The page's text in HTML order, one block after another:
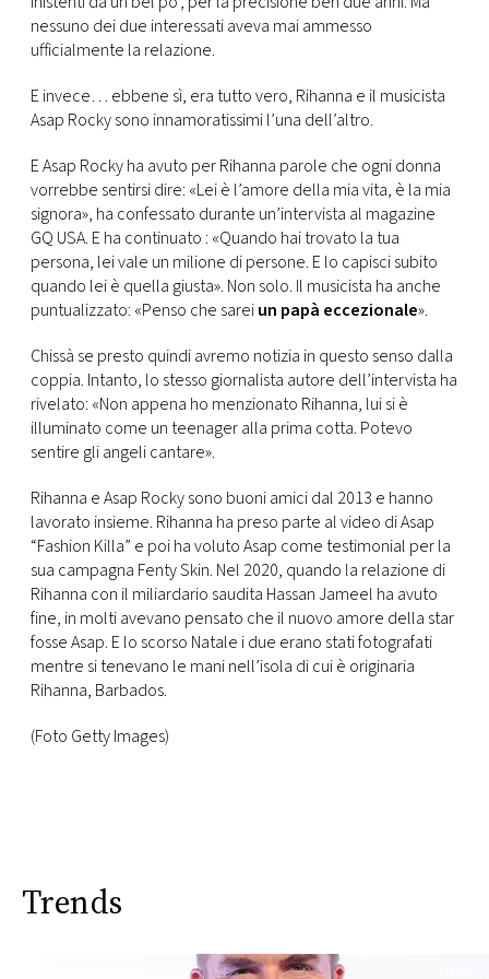
CONSIGLIA
nessuno dei due interessati aveva mai ammesso
ufficialmente la relazione.
E invece… ebbene sì, era tutto vero, Rihanna e il musicista
Asap Rocky sono innamoratissimi l’una dell’altro.
E Asap Rocky ha avuto per Rihanna parole che ogni donna
vorrebbe sentirsi dire: «Lei è l’amore della mia vita, è la mia
signora», ha confessato durante un’intervista al magazine
GQ USA. E ha continuato : «Quando hai trovato la tua
persona, lei vale un milione di persone. E lo capisci subito
quando lei è quella giusta». Non solo. Il musicista ha anche
puntualizzato: «Penso che sareiun papà eccezionale».
Chissà se presto quindi avremo notizia in questo senso dalla
coppia. Intanto, lo stesso giornalista autore dell’intervista ha
rivelato: «Non appena ho menzionato Rihanna, lui si è
illuminato come un teenager alla prima cotta. Potevo
sentire gli angeli cantare».
Rihanna e Asap Rocky sono buoni amici dal 2013 e hanno
lavorato insieme. Rihanna ha preso parte al video di Asap
“Fashion Killa” e poi ha voluto Asap come testimonial per la
sua campagna Fenty Skin. Nel 2020, quando la relazione di
Rihanna con il miliardario saudita Hassan Jameel ha avuto
fine, in molti avevano pensato che il nuovo amore della star
fosse Asap. E lo scorso Natale i due erano stati fotografati
mentre si tenevano le mani nell’isola di cui è originaria
Rihanna, Barbados.
(Foto Getty Images)
Trends